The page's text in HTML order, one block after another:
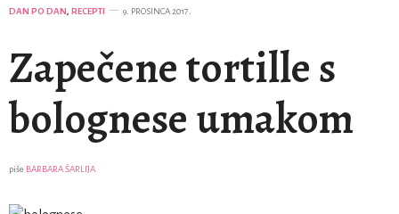
DAN PO DAN, RECEPTI 9. PROSINCA 2017.
Zapečene tortille s
bolognese umakom
piše BARBARA ŠARLIJA